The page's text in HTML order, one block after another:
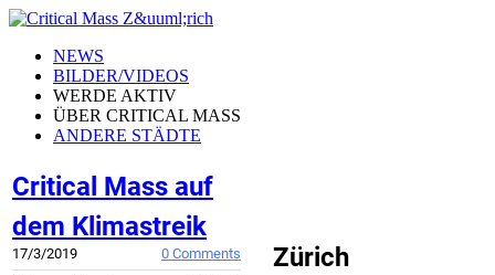
NEWS
BILDER/VIDEOS
WERDE AKTIV
ÜBER CRITICAL MASS
ANDERE STÄDTE
Critical Mass auf
dem Klimastreik
17/3/2019 0 Comments Zürich